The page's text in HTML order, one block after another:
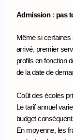
Admission : pas
Même si certaines
arrivé, premier
profils en fonction
de la date de
Coût des écoles
Le tarif annuel
budget conséquent.
En moyenne, les